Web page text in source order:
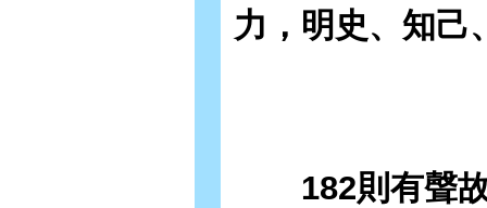
力，明史、知己
182則有聲故